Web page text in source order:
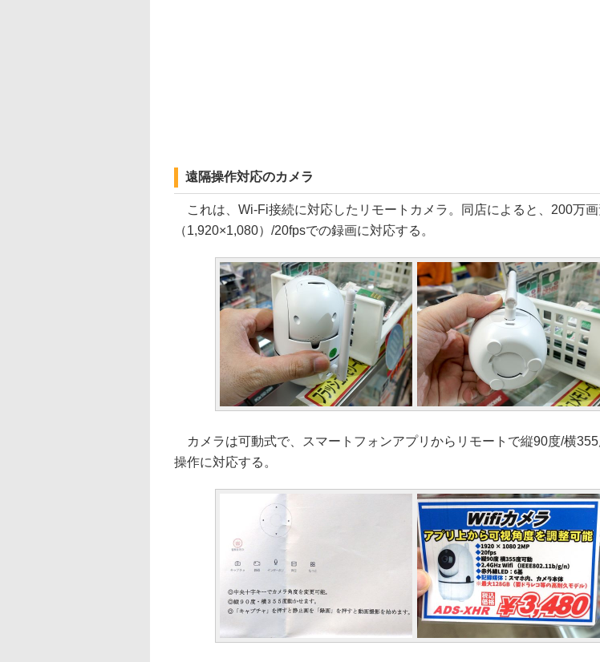
遠隔操作対応のカメラ
これは、Wi-Fi接続に対応したリモートカメラ。同店によると、200万
（1,920×1,080）/20fpsでの録画に対応する。
カメラは可動式で、スマートフォンアプリからリモートで縦90度/横
操作に対応する。